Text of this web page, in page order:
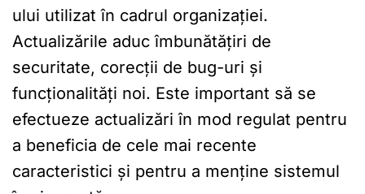
ului utilizat în cadrul organizației.
Actualizările aduc îmbunătățiri de
securitate, corecții de bug-uri și
funcționalități noi. Este important să se
efectueze actualizări în mod regulat pentru
a beneficia de cele mai recente
caracteristici și pentru a menține sistemul